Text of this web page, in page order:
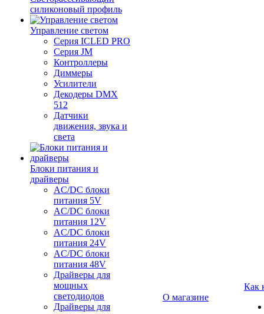
силиконовый профиль
Управление светом
Серия ICLED PRO
Серия JM
Контроллеры
Диммеры
Усилители
Декодеры DMX
512
Датчики
движения, звука и
света
Блоки питания и
драйверы
AC/DC блоки
питания 5V
AC/DC блоки
питания 12V
AC/DC блоки
питания 24V
AC/DC блоки
питания 48V
Драйверы для
мощных
светодиодов
Драйверы для
О магазине
Как